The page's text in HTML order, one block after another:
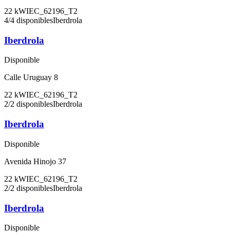
22 kWIEC_62196_T2
4/4 disponiblesIberdrola
Iberdrola
Disponible
Calle Uruguay 8
22 kWIEC_62196_T2
2/2 disponiblesIberdrola
Iberdrola
Disponible
Avenida Hinojo 37
22 kWIEC_62196_T2
2/2 disponiblesIberdrola
Iberdrola
Disponible